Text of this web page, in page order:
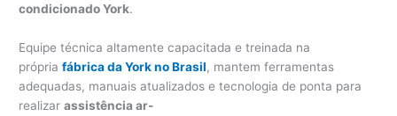
condicionado York.
Equipe técnica altamente capacitada e treinada na
própriafábrica da York no Brasil, mantem ferramentas
adequadas, manuais atualizados e tecnologia de ponta para
realizarassistência ar-